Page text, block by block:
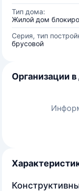
Тип дома:
Жилой дом
Серия, тип
брусовой
Организации